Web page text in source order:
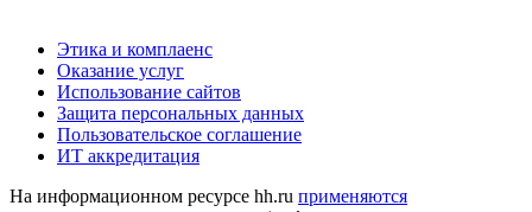
Этика и комплаенс
Оказание услуг
Использование сайтов
Защита персональных данных
Пользовательское соглашение
ИТ аккредитация
На информационном ресурсе hh.ru применяются